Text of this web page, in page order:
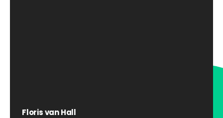
Floris van Hall